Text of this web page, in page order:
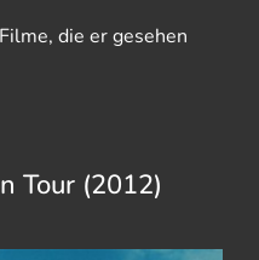
die er gesehen
Tour (2012)